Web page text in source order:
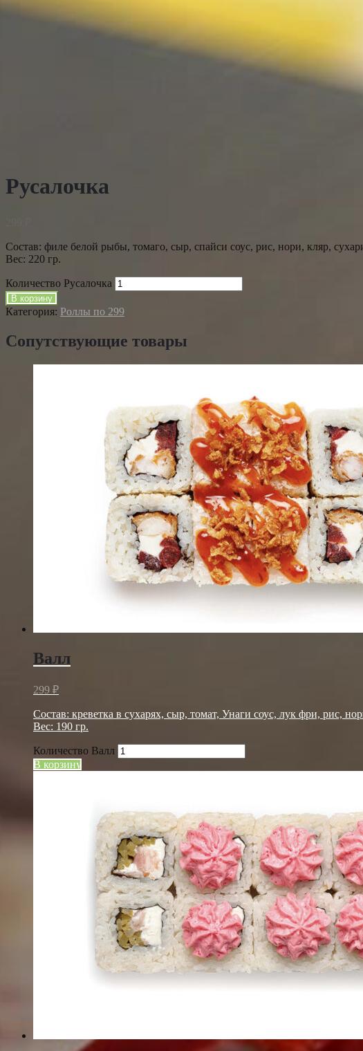
Русалочка
Состав: филе белой рыбы, томаго, сыр, спайси соус, рис, нори, кляр,
Вес: 220 гр.
Количество Русалочка
В корзину
Категория: Роллы по 299
Сопутствующие товары
Валл
299 ₽
Состав: креветка в сухарях, сыр, томат, Унаги соус, лук фри, рис,
Вес: 190 гр.
Количество Валл
В корзину